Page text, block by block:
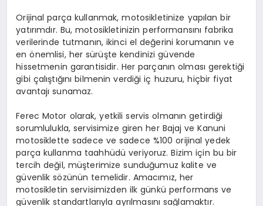
Orijinal parça kullanmak, motosikletinize yapılan bir
yatırımdır. Bu, motosikletinizin performansını fabrika
verilerinde tutmanın, ikinci el değerini korumanın ve
en önemlisi, her sürüşte kendinizi güvende
hissetmenin garantisidir. Her parçanın olması gerektiği
gibi çalıştığını bilmenin verdiği iç huzuru, hiçbir fiyat
avantajı sunamaz.
Ferec Motor olarak, yetkili servis olmanın getirdiği
sorumlulukla, servisimize giren her Bajaj ve Kanuni
motosiklette sadece ve sadece %100 orijinal yedek
parça kullanma taahhüdü veriyoruz. Bizim için bu bir
tercih değil, müşterimize sunduğumuz kalite ve
güvenlik sözünün temelidir. Amacımız, her
motosikletin servisimizden ilk günkü performans ve
güvenlik standartlarıyla ayrılmasını sağlamaktır.